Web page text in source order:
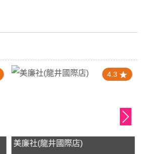
4.3
美廉社(龍井國際店)